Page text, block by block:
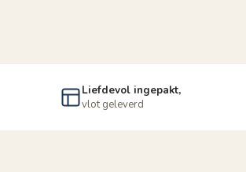
Liefdevol ingepakt,
vlot geleverd